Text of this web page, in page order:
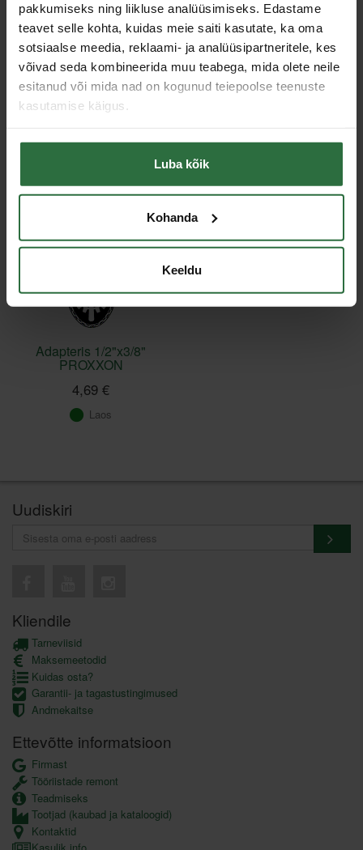
pakkumiseks ning liikluse analüüsimiseks. Edastame
teavet selle kohta, kuidas meie saiti kasutate, ka oma
sotsiaalse meedia, reklaami- ja analüüsipartneritele, kes
võivad seda kombineerida muu teabega, mida olete neile
esitanud või mida nad on kogunud teiepoolse teenuste
kasutamise käigus.
Luba kõik
Kohanda
Keeldu
Otsiku kinnitus
1/2" / 3/8"
Sisene nelikant
1/2"
Toote tüüp
Adapter
Väline nelikant
3/8"
Laeb...
Adapteris 1/2"x3/8"
PROXXON
4,69 €
Laos
Uudiskiri
Kliendile
Tarneviisid
Maksemeetodid
Kuidas osta?
Garantii- ja tagastustingimused
Andmekaitse
Ettevõtte informatsioon
Firmast
Tööriistade remont
Teadmiseks
Tootjad (kaubad ja kataloogid)
Kontaktid